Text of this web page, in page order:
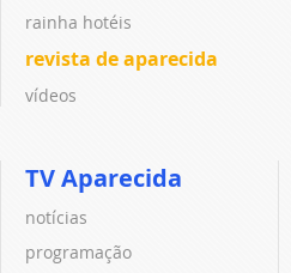
rainha hotéis
revista de aparecida
vídeos
TV Aparecida
notícias
programação